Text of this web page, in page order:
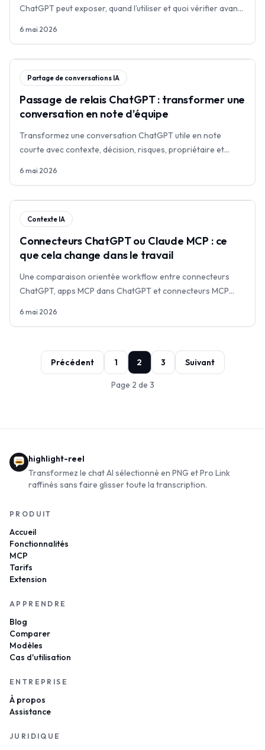
ChatGPT peut exposer, quand l’utiliser et quoi vérifier avant
6 mai 2026
Partage de conversations IA
Passage de relais ChatGPT : transformer une
conversation en note d’équipe
Transformez une conversation ChatGPT utile en note
courte avec contexte, décision, risques, propriétaire et
6 mai 2026
Contexte IA
Connecteurs ChatGPT ou Claude MCP : ce
que cela change dans le travail
Une comparaison orientée workflow entre connecteurs
ChatGPT, apps MCP dans ChatGPT et connecteurs MCP
6 mai 2026
Précédent 1 2 3 Suivant
Page 2 de 3
highlight-reel
Transformez le chat AI sélectionné en PNG et Pro Link
raffinés sans faire glisser toute la transcription.
PRODUIT
Accueil
Fonctionnalités
MCP
Tarifs
Extension
APPRENDRE
Blog
Comparer
Modèles
Cas d'utilisation
ENTREPRISE
À propos
Assistance
JURIDIQUE